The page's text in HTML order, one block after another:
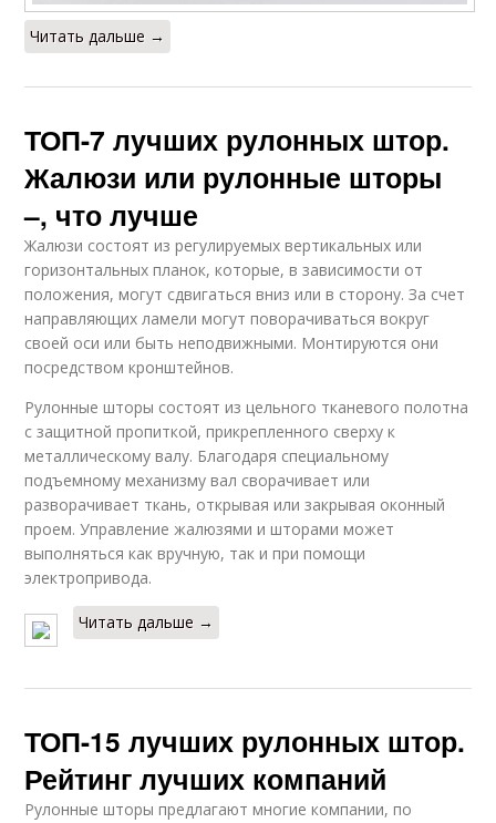
Читать дальше →
ТОП-7 лучших рулонных штор.
Жалюзи или рулонные шторы
–, что лучше
Жалюзи состоят из регулируемых вертикальных или
горизонтальных планок, которые, в зависимости от
положения, могут сдвигаться вниз или в сторону. За счет
направляющих ламели могут поворачиваться вокруг
своей оси или быть неподвижными. Монтируются они
посредством кронштейнов.
Рулонные шторы состоят из цельного тканевого полотна
с защитной пропиткой, прикрепленного сверху к
металлическому валу. Благодаря специальному
подъемному механизму вал сворачивает или
разворачивает ткань, открывая или закрывая оконный
проем. Управление жалюзями и шторами может
выполняться как вручную, так и при помощи
электропривода.
Читать дальше →
ТОП-15 лучших рулонных штор.
Рейтинг лучших компаний
Рулонные шторы предлагают многие компании, по